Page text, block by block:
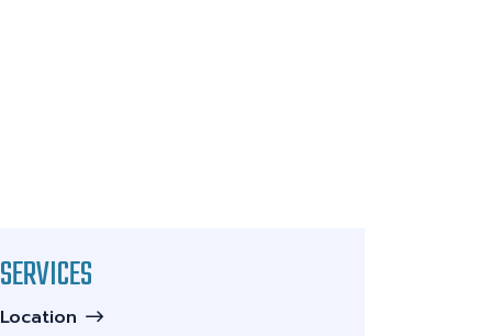
SERVICES
Location